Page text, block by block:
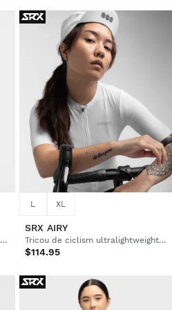
Tricou de ciclism cu mânecă scurtă pentru femei din țesături reciclate
L XL
SRX AIRY
Tricou de ciclism ultralightweight pentru femei
$114.95